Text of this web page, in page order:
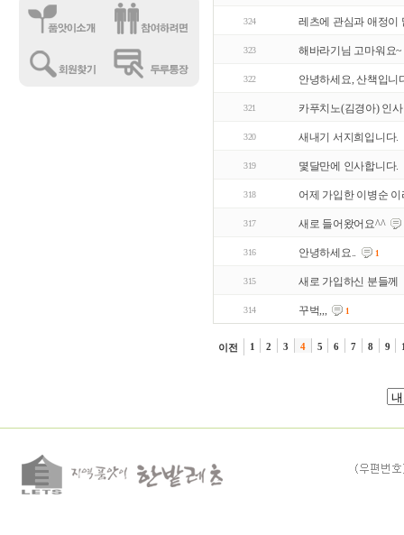
324 레츠에 관심과 애정이
323 해바라기님 고마워요~
322 안녕하세요, 산책입니
321 카푸치노(김경아) 인
320 새내기 서지희입니다.
319 몇달만에 인사합니다.
318 어제 가입한 이병순
317 새로 들어왔어요^^
316 안녕하세요.. 1
315 새로 가입하신 분들께
314 꾸벅,,, 1
이전 1 2 3 4 5 6 7 8 9